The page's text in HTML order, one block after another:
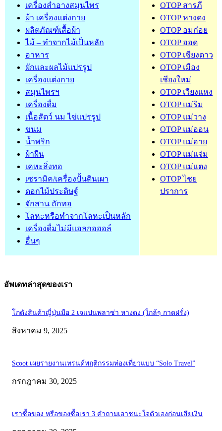
OTOP สารภี
OTOP หางดง
OTOP อมก๋อย
OTOP ฮอด
OTOP เชียงดาว
OTOP เมือง
เชียงใหม่
OTOP เวียงแหง
OTOP แม่ริม
OTOP แม่วาง
OTOP แม่ออน
OTOP แม่อาย
OTOP แม่แจ่ม
OTOP แม่แตง
OTOP ไชย
ปราการ
เครื่องสำอางสมุนไพร
ผ้า เครื่องแต่งกาย
ผลิตภัณฑ์เสื้อผ้า
ไม้ – ทำจากไม้เป็นหลัก
อาหาร
ผักและผลไม้แปรรูป
เครื่องแต่งกาย
สมุนไพรฯ
เครื่องดื่ม
เนื้อสัตว์ นม ไข่แปรรูป
ขนม
น้ำพริก
ผ้าผืน
เคหะสิ่งทอ
เซรามิค/เครื่องปั้นดินเผา
ดอกไม้ประดิษฐ์
จักสาน ถักทอ
โลหะหรือทำจากโลหะเป็นหลัก
เครื่องดื่มไม่มีแอลกอฮอล์
อื่นๆ
อัพเดทล่าสุดของเรา
โกดังสินค้าญี่ปุ่นมือ 2 เจแปนพลาซ่า หางดง (ใกล้ๆ กาดฝรั่ง)
สิงหาคม 9, 2025
Scoot เผยรายงานเทรนด์พฤติกรรมท่องเที่ยวแบบ “Solo Travel”
กรกฎาคม 30, 2025
เราซื้อของ หรือของซื้อเรา 3 คำถามเอาชนะใจตัวเองก่อนเสียเงิน